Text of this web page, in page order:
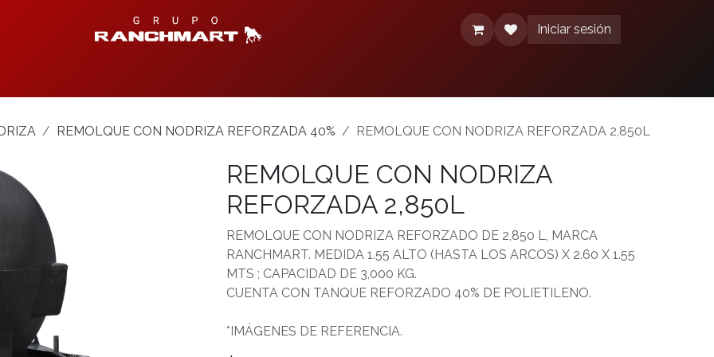
Iniciar sesión
REMOLQUE CON NODRIZA REFORZADA 40% REMOLQUE CON NODRIZA REFORZADA 2,850L
REMOLQUE CON NODRIZA
REFORZADA 2,850L
REMOLQUE CON NODRIZA REFORZADO DE 2,850 L, MARCA
RANCHMART. MEDIDA 1.55 ALTO (HASTA LOS ARCOS) X 2.60 X 1.55
MTS ; CAPACIDAD DE 3,000 KG.
CUENTA CON TANQUE REFORZADO 40% DE POLIETILENO.
*IMÁGENES DE REFERENCIA.